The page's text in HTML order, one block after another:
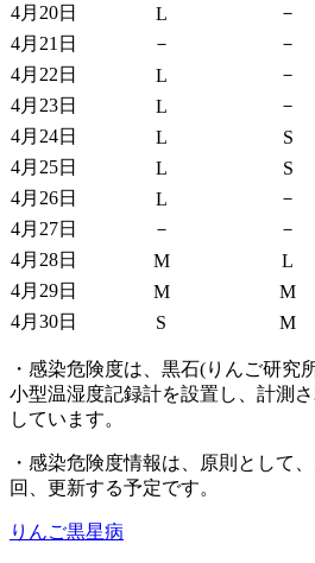
4月20日
L
－
4月21日
－
－
4月22日
L
－
4月23日
L
－
4月24日
L
S
4月25日
L
S
4月26日
L
－
4月27日
－
－
4月28日
M
L
4月29日
M
M
4月30日
S M
・感染危険度は、黒石(りんご研究
小型温湿度記録計を設置し、計測
しています。
・感染危険度情報は、原則として
回、更新する予定です。
りんご黒星病